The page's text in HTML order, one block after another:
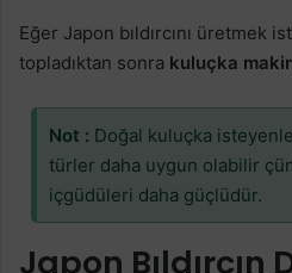
Eğer Japon bıldırcını üretmek
topladıktan sonra kuluçka
Not : Doğal kuluçka
türler daha uygun olabilir
içgüdüleri daha güçlüdür.
Japon Bıldırcın